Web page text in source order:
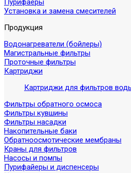
Пурифаеры
Установка и замена смесителей
Продукция
Водонагреватели (бойлеры)
Магистральные фильтры
Проточные фильтры
Картриджи
Картриджи для фильтров
Фильтры обратного осмоса
Фильтры кувшины
Фильтры насадки
Накопительные баки
Обратноосмотические мембраны
Краны для фильтров
Насосы и помпы
Пурифайеры и диспенсеры